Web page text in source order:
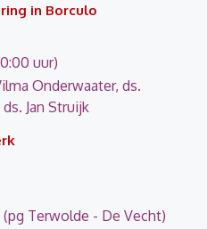
in Borculo
uur)
Onderwaater, ds.
Jan Struijk
Terwolde - De Vecht)